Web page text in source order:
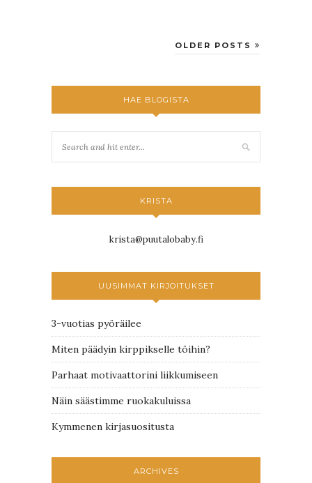
OLDER POSTS
HAE BLOGISTA
KRISTA
krista@puutalobaby.fi
UUSIMMAT KIRJOITUKSET
3-vuotias pyöräilee
Miten päädyin kirppikselle töihin?
Parhaat motivaattorini liikkumiseen
Näin säästimme ruokakuluissa
Kymmenen kirjasuositusta
ARCHIVES